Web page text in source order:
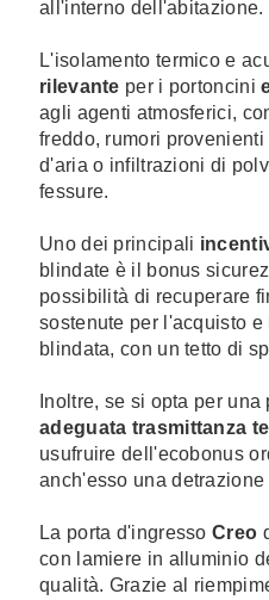
all'interno dell'abitazione.
L'isolamento termico e
rilevante per i portoncini
agli agenti atmosferici,
freddo, rumori
d'aria o infiltrazioni di
fessure.
Uno dei principali
blindate è il bonus
possibilità di recuperare
sostenute per l'acquisto
blindata, con un tetto di
Inoltre, se si opta per
adeguata trasmittanza
usufruire dell'ecobonus
anch'esso una
La porta d'ingresso Creo
con lamiere in alluminio
qualità.‎ Grazie al